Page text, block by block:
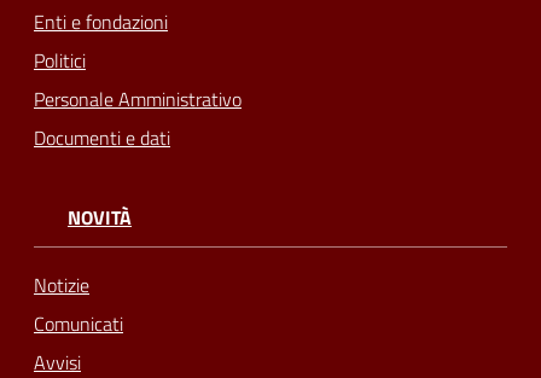
Enti e fondazioni
Politici
Personale Amministrativo
Documenti e dati
NOVITÀ
Notizie
Comunicati
Avvisi